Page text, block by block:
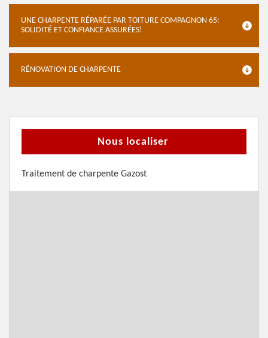
UNE CHARPENTE RÉPARÉE PAR TOITURE COMPAGNON 65:
SOLIDITÉ ET CONFIANCE ASSURÉES!
RÉNOVATION DE CHARPENTE
Nous localiser
Traitement de charpente Gazost